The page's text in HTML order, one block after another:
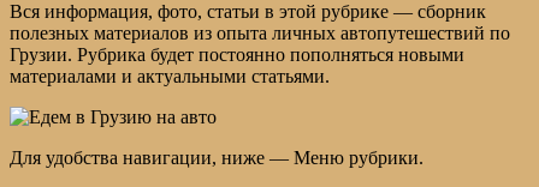
Вся информация, фото, статьи в этой рубрике — сборник
полезных материалов из опыта личных автопутешествий по
Грузии. Рубрика будет постоянно пополняться новыми
материалами и актуальными статьями.
Для удобства навигации, ниже — Меню рубрики.